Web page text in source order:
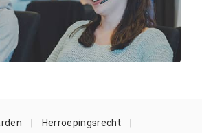
Herroepingsrecht